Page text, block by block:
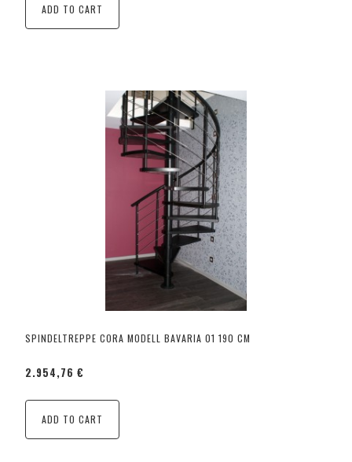
ADD TO CART
SPINDELTREPPE CORA MODELL BAVARIA 01 190 CM
2.954,76 €
ADD TO CART